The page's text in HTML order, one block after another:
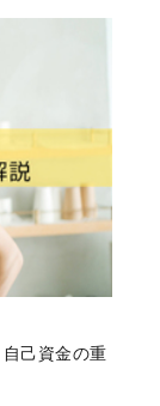
己資金の重